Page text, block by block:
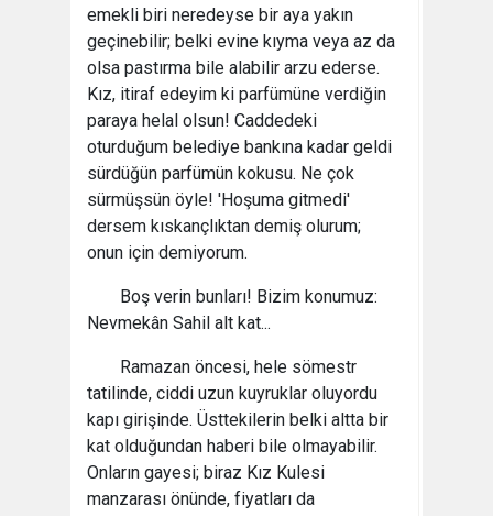
emekli biri neredeyse bir aya yakın
geçinebilir; belki evine kıyma veya az da
olsa pastırma bile alabilir arzu ederse.
Kız, itiraf edeyim ki parfümüne verdiğin
paraya helal olsun! Caddedeki
oturduğum belediye bankına kadar geldi
sürdüğün parfümün kokusu. Ne çok
sürmüşsün öyle! 'Hoşuma gitmedi'
dersem kıskançlıktan demiş olurum;
onun için demiyorum.
Boş verin bunları! Bizim konumuz:
Nevmekân Sahil alt kat...
Ramazan öncesi, hele sömestr
tatilinde, ciddi uzun kuyruklar oluyordu
kapı girişinde. Üsttekilerin belki altta bir
kat olduğundan haberi bile olmayabilir.
Onların gayesi; biraz Kız Kulesi
manzarası önünde, fiyatları da